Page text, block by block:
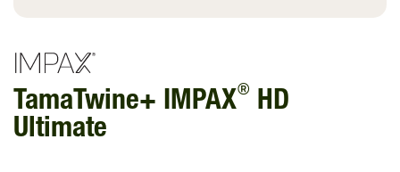
TamaTwine+ IMPAX® HD
Ultimate